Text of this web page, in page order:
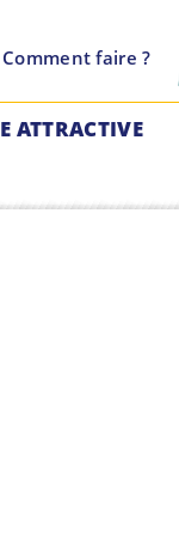
Comment faire ?
ATTRACTIVE